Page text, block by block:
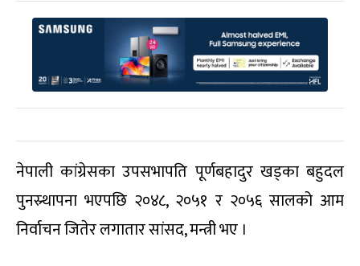
नेपाली कांग्रेसका उपसभापति पूर्णबहादुर खड्का बहुदल
पुनस्र्थापना भएपछि २०४८, २०५१ र २०५६ सालको आम
निर्वाचन जितेर लगातार सांसद, मन्त्री भए ।